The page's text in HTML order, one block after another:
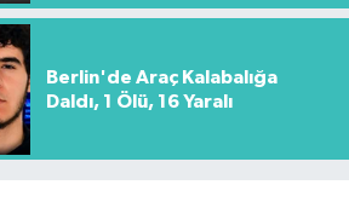
Berlin'de Araç Kalabalığa
Daldı, 1 Ölü, 16 Yaralı